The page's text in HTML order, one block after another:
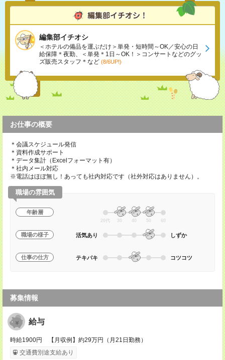
編集部イチオシ
＜ホテルの備品を運ぶだけ＞単発・短時間～OK／安心の日
給保障＊夜勤、＜単発＊1日～OK！＞コンサートなどのグッ
ズ販売スタッフ＊など (8/6UP!)
お仕事の概要
＊会議スケジュール発信
＊資料作成サポート
＊データ集計（Excelフォーマット有）
＊社内メール対応
※電話はほぼ無し！あっても社内対応です（社外対応はありません）。
職場の雰囲気
年齢層
20代 30 40 50 60
職場の様子 活気あり しずか
仕事の仕方 テキパキ コツコツ
募集情報
給与
時給1900円 【月収例】約29万円（月21日勤務）
交通費別途支給あり